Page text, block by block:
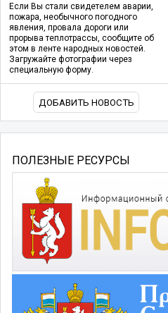
Если Вы стали свидетелем аварии,
пожара, необычного погодного
явления, провала дороги или
прорыва теплотрассы, сообщите об
этом в ленте народных новостей.
Загружайте фотографии через
специальную форму.
ДОБАВИТЬ НОВОСТЬ
ПОЛЕЗНЫЕ РЕСУРСЫ